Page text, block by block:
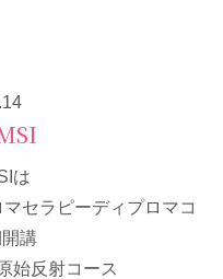
は
セラピーディプロマコ
講
始反射コース